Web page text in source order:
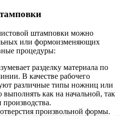
штамповки можно
или формоизменяющих
процедуры:
разделку материала по
В качестве рабочего
различные типы ножниц или
как на начальной, так
произвольной формы.